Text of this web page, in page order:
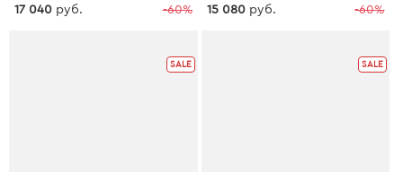
-60%
17 040 руб. -60%
15 080 руб.
SALE SALE